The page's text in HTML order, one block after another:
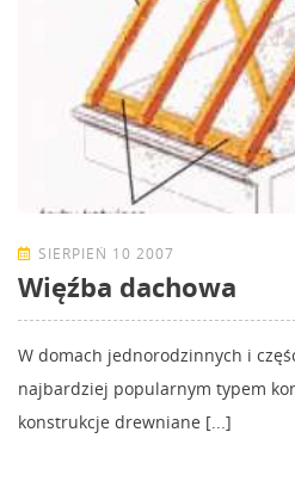
SIERPIEŃ 10 2007
Więźba dachowa
W domach jednorodzinnych i
najbardziej popularnym typem
konstrukcje drewniane [...]